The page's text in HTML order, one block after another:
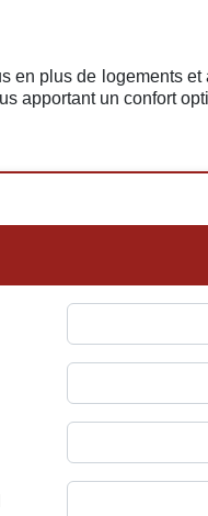
en plus de logements
apportant un confort